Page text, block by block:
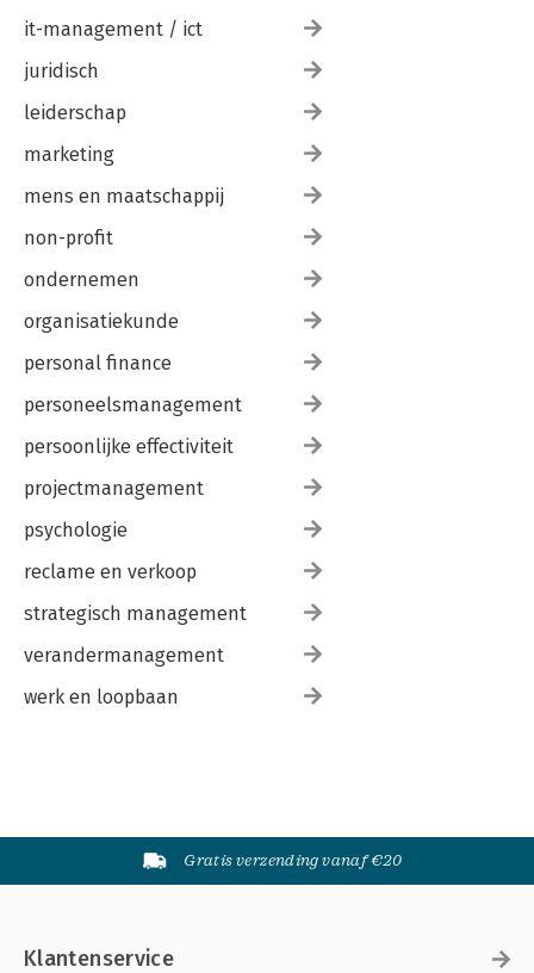
it-management / ict
juridisch
leiderschap
marketing
mens en maatschappij
non-profit
ondernemen
organisatiekunde
personal finance
personeelsmanagement
persoonlijke effectiviteit
projectmanagement
psychologie
reclame en verkoop
strategisch management
verandermanagement
werk en loopbaan
Gratis verzending vanaf €20
Klantenservice